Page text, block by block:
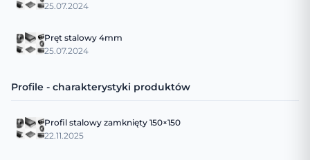
25.07.2024
Pręt stalowy 4mm
25.07.2024
Profile - charakterystyki produktów
Profil stalowy zamknięty 150×150
22.11.2025